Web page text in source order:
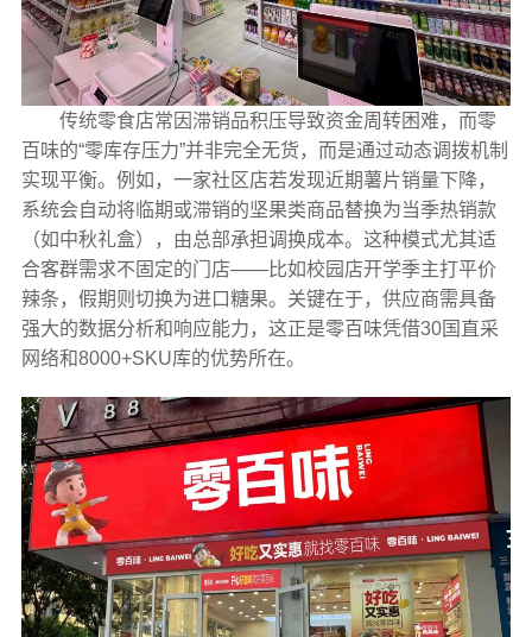
传统零食店常因滞销品积压导致资金周转困难，而零
百味的“零库存压力”并非完全无货，而是通过动态调拨机制
实现平衡。例如，一家社区店若发现近期薯片销量下降，
系统会自动将临期或滞销的坚果类商品替换为当季热销款
（如中秋礼盒），由总部承担调换成本。这种模式尤其适
合客群需求不固定的门店——比如校园店开学季主打平价
辣条，假期则切换为进口糖果。关键在于，供应商需具备
强大的数据分析和响应能力，这正是零百味凭借30国直采
网络和8000+SKU库的优势所在。